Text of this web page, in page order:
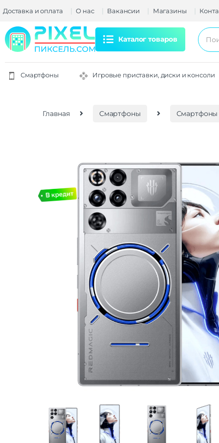
Доставка и оплата О нас Вакансии Магазины
Каталог товаров
Смартфоны Игровые приставки, диски и консоли
Главная Смартфоны Смартфоны